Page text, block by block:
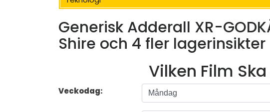
Generisk Adderall XR-
Shire och 4 fler lagerinsikter
Vilken Film
Veckodag: